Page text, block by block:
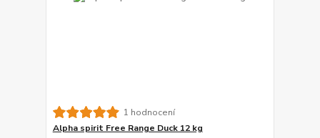
1 hodnocení
Alpha spirit Free Range Duck 12 kg